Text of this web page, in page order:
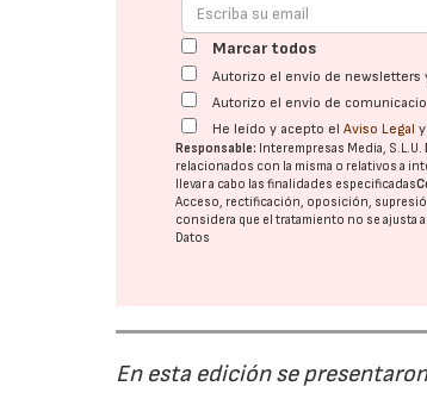
Marcar todos
Autorizo el envío de
Autorizo el envío de
He leído y acepto elAviso Legal
Responsable: Interempresas Media, S.L.U.
relacionados con la misma o relativos a
llevar a cabo las finalidades especificadas
Acceso, rectificación, oposición,
considera que el tratamiento no se ajusta
Datos
En esta edición se